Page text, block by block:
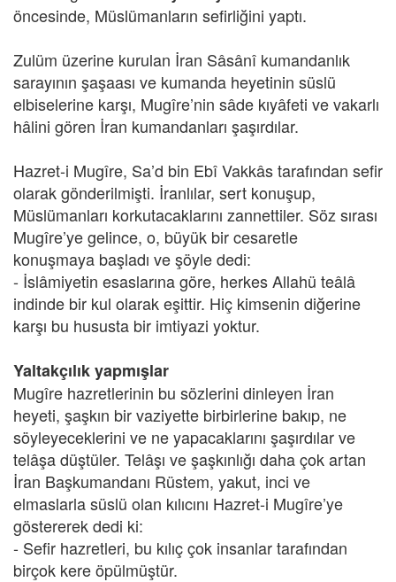
öncesinde, Müslümanların sefirliğini yaptı.
Zulüm üzerine kurulan İran Sâsânî kumandanlık
sarayının şaşaası ve kumanda heyetinin süslü
elbiselerine karşı, Mugîre’nin sâde kıyâfeti ve vakarlı
hâlini gören İran kumandanları şaşırdılar.
Hazret-i Mugîre, Sa’d bin Ebî Vakkâs tarafından sefir
olarak gönderilmişti. İranlılar, sert konuşup,
Müslümanları korkutacaklarını zannettiler. Söz sırası
Mugîre’ye gelince, o, büyük bir cesaretle
konuşmaya başladı ve şöyle dedi:
- İslâmiyetin esaslarına göre, herkes Allahü teâlâ
indinde bir kul olarak eşittir. Hiç kimsenin diğerine
karşı bu hususta bir imtiyazi yoktur.
Yaltakçılık yapmışlar
Mugîre hazretlerinin bu sözlerini dinleyen İran
heyeti, şaşkın bir vaziyette birbirlerine bakıp, ne
söyleyeceklerini ve ne yapacaklarını şaşırdılar ve
telâşa düştüler. Telâşı ve şaşkınlığı daha çok artan
İran Başkumandanı Rüstem, yakut, inci ve
elmaslarla süslü olan kılıcını Hazret-i Mugîre’ye
göstererek dedi ki:
- Sefir hazretleri, bu kılıç çok insanlar tarafından
birçok kere öpülmüştür.